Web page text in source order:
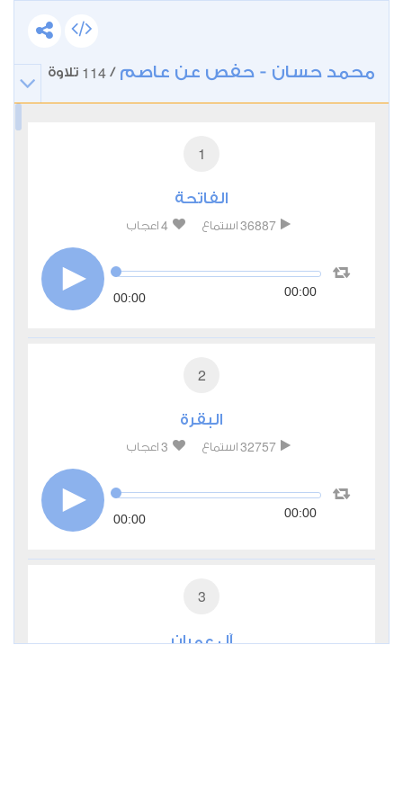
محمد حسان - حفص عن عاصم /
114 تلاوة
1
الفاتحة
36887 استماع 4 اعجاب
00:00 00:00
2
البقرة
32757 استماع 3 اعجاب
00:00 00:00
3
آل عمران